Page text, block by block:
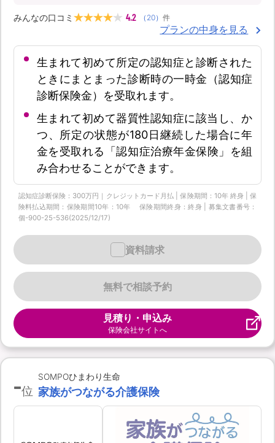
みんなの口コミ 4.2 （ 20） 件
プランの中身を見る
生まれて初めて所定の認知症と診断された
ときにまとまった診断時の一時金（認知症
診断保険金）を受取れます。
生まれて初めて器質性認知症に該当し、か
つ、所定の状態が180日継続した場合に年
金を受取れる「認知症治療年金保険」を組
み合わせることができます。
認知症診断保険：300万円｜クレジットカード月払 | 保険期間：10年 終身 | 保
険料払込期間：保険期間10年：10年 保険期間終身：終身 | 募集文書番号：
個-900-25-536(2025/12/17)
無料で相談予約
資料請求
見積り・申込み
保険会社サイトへ
-位
SOMPOひまわり生命
家族がつながる介護保険